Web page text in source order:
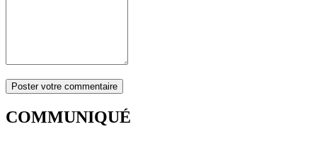
COMMUNIQUÉ